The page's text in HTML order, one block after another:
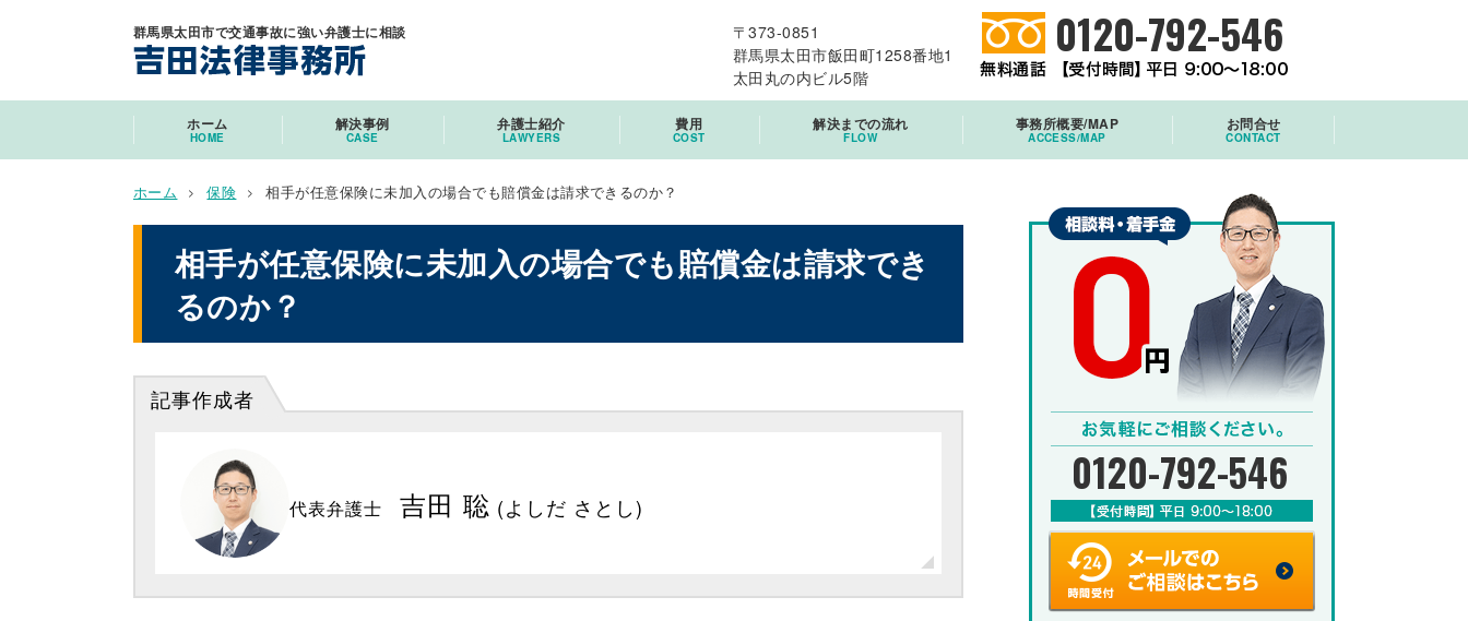
群馬県太田市で交通事故に強い弁護士に相談
〒373-0851
群馬県太田市飯田町1258番地1
太田丸の内ビル5階
0120-792-546
ホーム
HOME
解決事例
CASE
弁護士紹介
LAWYERS
費用
COST
解決までの流れ
FLOW
事務所概要/MAP
ACCESS/MAP
お問合せ
CONTACT
ホーム 保険 相手が任意保険に未加入の場合でも賠償金は請求できるのか？
相手が任意保険に未加入の場合でも賠償金は請求でき
るのか？
記事作成者
代表弁護士 吉田 聡 (よしだ さとし)
0120-792-546